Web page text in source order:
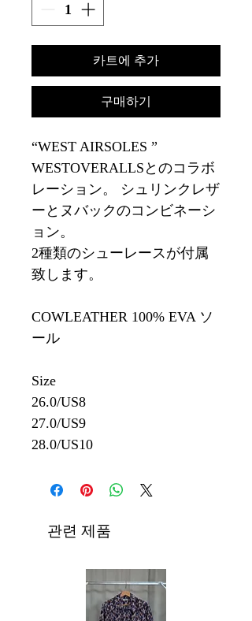
카트에 추가
구매하기
“WEST AIRSOLES ”
WESTOVERALLSとのコラボ
レーション。 シュリンクレザ
ーとヌバックのコンビネーシ
ョン。
2種類のシューレースが付属
致します。
COWLEATHER 100% EVA ソ
ール
Size
26.0/US8
27.0/US9
28.0/US10
관련 제품